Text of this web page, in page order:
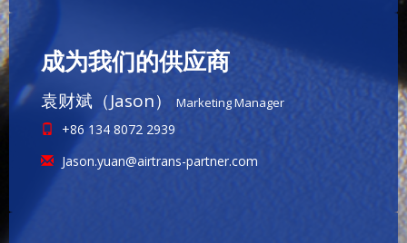
成为我们的供应商
袁财斌（Jason） Marketing Manager
+86 134 8072 2939
Jason.yuan@airtrans-partner.com